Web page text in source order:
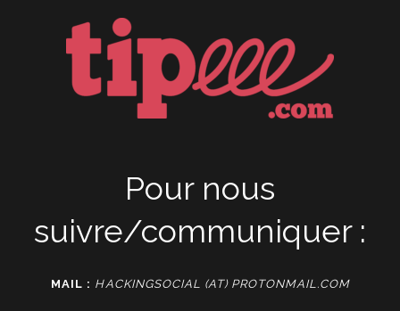
Pour nous
suivre/communiquer :
MAIL : HACKINGSOCIAL (AT) PROTONMAIL.COM